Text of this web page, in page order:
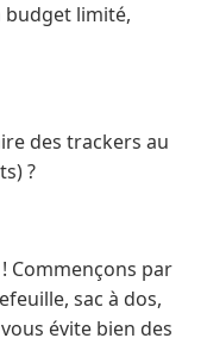
budget limité,
des trackers au
?
Commençons par
sac à dos,
évite bien des